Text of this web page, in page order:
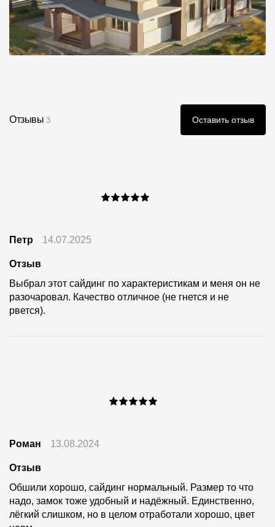
Отзывы 3 Оставить отзыв
Петр 14.07.2025
Отзыв
Выбрал этот сайдинг по характеристикам и меня он не
разочаровал. Качество отличное (не гнется и не
рвется).
Роман 13.08.2024
Отзыв
Обшили хорошо, сайдинг нормальный. Размер то что
надо, замок тоже удобный и надёжный. Единственно,
лёгкий слишком, но в целом отработали хорошо, цвет